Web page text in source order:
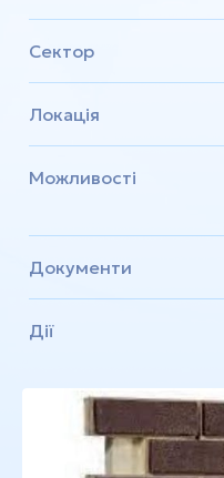
Сектор
Локація
Можливості
Документи
Дії